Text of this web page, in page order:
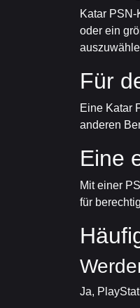
Katar
oder ein
Für
Eine Katar
anderen
Eine
Mit einer
für
Ja,